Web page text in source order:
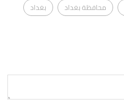
محافظة بغداد
بغداد